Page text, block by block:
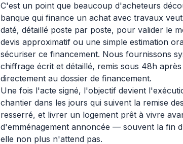
C'est un point que beaucoup d'acheteurs
banque qui finance un achat avec travaux
daté, détaillé poste par poste, pour valider le
devis approximatif ou une simple estimation
sécuriser ce financement. Nous fournissons
chiffrage écrit et détaillé, remis sous 48h
directement au dossier de financement.
Une fois l'acte signé, l'objectif devient
chantier dans les jours qui suivent la remise
resserré, et livrer un logement prêt à vivre
d'emménagement annoncée — souvent la fin
elle non plus n'attend pas.